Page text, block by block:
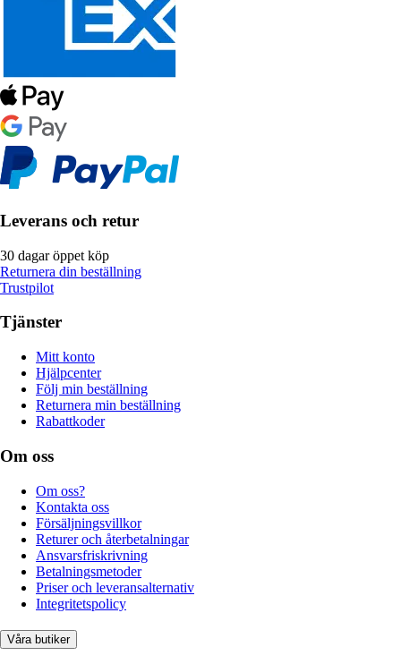
Leverans och retur
30 dagar öppet köp
Returnera din beställning
Trustpilot
Tjänster
Mitt konto
Hjälpcenter
Följ min beställning
Returnera min beställning
Rabattkoder
Om oss
Om oss?
Kontakta oss
Försäljningsvillkor
Returer och återbetalningar
Ansvarsfriskrivning
Betalningsmetoder
Priser och leveransalternativ
Integritetspolicy
Våra butiker